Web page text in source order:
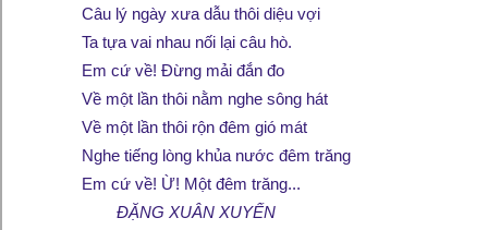
Câu lý ngày xưa dẫu thôi diệu vợi
Ta tựa vai nhau nối lại câu hò.
Em cứ về! Đừng mải đắn đo
Về một lần thôi nằm nghe sông hát
Về một lần thôi rộn đêm gió mát
Nghe tiếng lòng khủa nước đêm trăng
Em cứ về! Ừ! Một đêm trăng...
ĐẶNG XUÂN XUYẾN